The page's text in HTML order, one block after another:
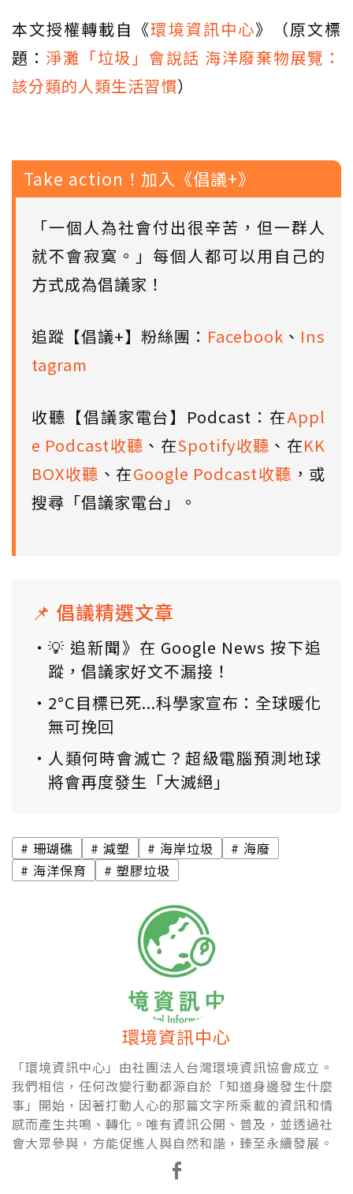
本文授權轉載自《環境資訊中心》（原文標
題： 淨灘「垃圾」會說話 海洋廢棄物展覽：
該分類的人類生活習慣）
Take action！加入《倡議+》
「一個人為社會付出很辛苦，但一群人
就不會寂寞。」每個人都可以用自己的
方式成為倡議家！
追蹤【倡議+】粉絲團： Facebook 、 Ins
tagram
收聽【倡議家電台】Podcast：在Appl
e Podcast收聽 、在Spotify收聽 、在KK
BOX收聽 、在Google Podcast收聽 ，或
搜尋「倡議家電台」。
📌 倡議精選文章
💡 追新聞》在 Google News 按下追
蹤，倡議家好文不漏接！
2°C目標已死...科學家宣布：全球暖化
無可挽回
人類何時會滅亡？超級電腦預測地球
將會再度發生「大滅絕」
珊瑚礁 減塑 海岸垃圾
海廢
海洋保育
塑膠垃圾
環境資訊中心
「環境資訊中心」由社團法人台灣環境資訊協會成立。
我們相信，任何改變行動都源自於「知道身邊發生什麼
事」開始，因著打動人心的那篇文字所乘載的資訊和情
感而產生共鳴、轉化。唯有資訊公開、普及，並透過社
會大眾參與，方能促進人與自然和諧，臻至永續發展。